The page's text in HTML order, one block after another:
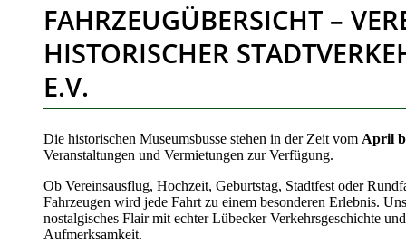
FAHRZEUGÜBERSICHT –
HISTORISCHER
E.V.
Die historischen Museumsbusse stehen in der Zeit vom April
Veranstaltungen und Vermietungen zur Verfügung.
Ob Vereinsausflug, Hochzeit, Geburtstag, Stadtfest oder
Fahrzeugen wird jede Fahrt zu einem besonderen Erlebnis.
nostalgisches Flair mit echter Lübecker Verkehrsgeschichte
Aufmerksamkeit.